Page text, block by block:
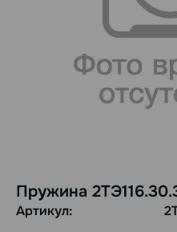
Пружина
Артикул: